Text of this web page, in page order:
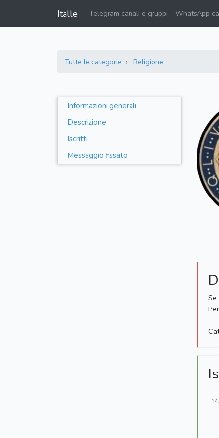
Italle Telegram canali e gruppi WhatsApp
Tutte le categorie Religione
Informazioni generali
Descrizione
Iscritti
Messaggio fissato
Se